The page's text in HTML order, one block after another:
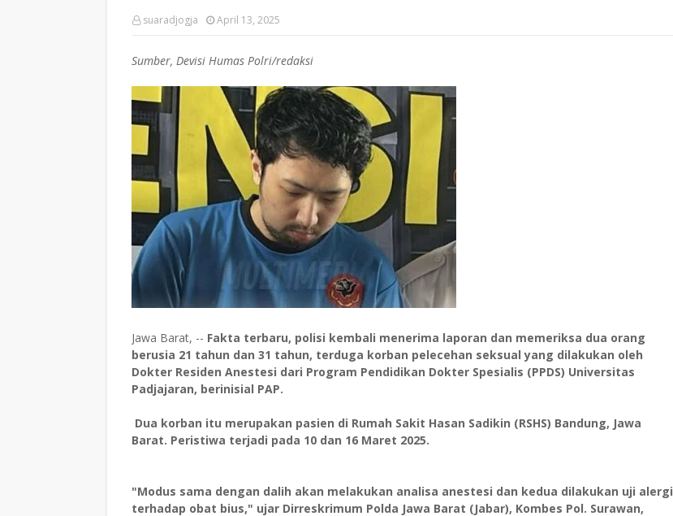
suaradjogja April 13, 2025
Sumber, Devisi Humas Polri/redaksi
Jawa Barat, -- Fakta terbaru, polisi kembali menerima laporan dan memeriksa dua orang
berusia 21 tahun dan 31 tahun, terduga korban pelecehan seksual yang dilakukan oleh
Dokter Residen Anestesi dari Program Pendidikan Dokter Spesialis (PPDS) Universitas
Padjajaran, berinisial PAP.
Dua korban itu merupakan pasien di Rumah Sakit Hasan Sadikin (RSHS) Bandung, Jawa
Barat. Peristiwa terjadi pada 10 dan 16 Maret 2025.
"Modus sama dengan dalih akan melakukan analisa anestesi dan kedua dilakukan uji alergi
terhadap obat bius," ujar Dirreskrimum Polda Jawa Barat (Jabar), Kombes Pol. Surawan,